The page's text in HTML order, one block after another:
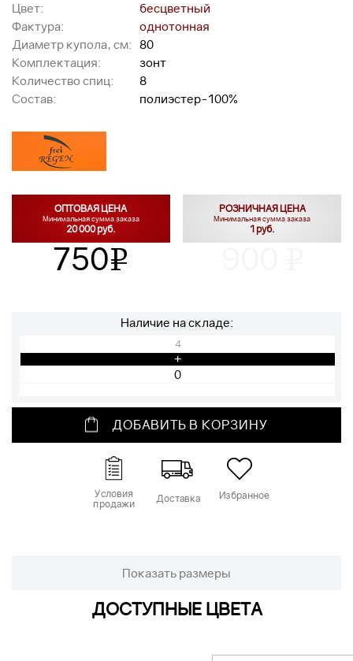
Цвет:
бесцветный
Фактура:
однотонная
Диаметр купола, см:
80
Комплектация:
зонт
Количество спиц:
8
Состав:
полиэстер-100%
ОПТОВАЯ ЦЕНА
Минимальная сумма заказа
20 000 руб.
750v
РОЗНИЧНАЯ ЦЕНА
Минимальная сумма заказа
1 руб.
Наличие на складе:
4
+
ДОБАВИТЬ В КОРЗИНУ
Условия
продажи Доставка Избранное
Показать размеры
ДОСТУПНЫЕ ЦВЕТА